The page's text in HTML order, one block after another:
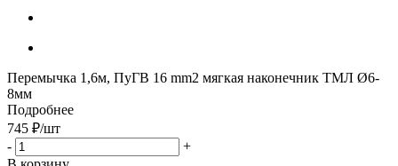
Перемычка 1,6м, ПуГВ 16 mm2 мягкая наконечник ТМЛ Ø6-
8мм
Подробнее
745 ₽/шт
-
+